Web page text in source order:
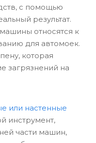
с помощью
результат.
относятся к
для автомоек.
которая
загрязнений на
или настенные
инструмент,
части машин,